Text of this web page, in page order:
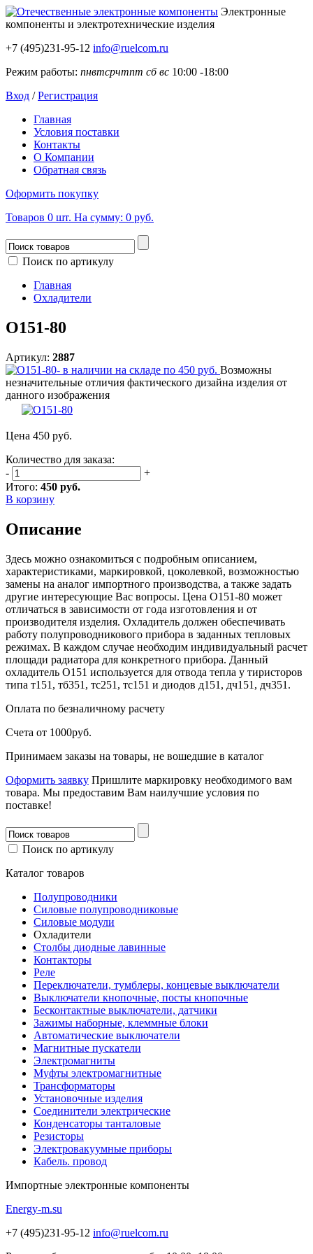
Электронные
компоненты и электротехнические изделия
+7 (495)231-95-12 info@ruelcom.ru
Режим работы: пнвтсрчтпт сб вс 10:00 -18:00
Вход /Регистрация
Главная
Условия поставки
Контакты
О Компании
Обратная связь
Оформить покупку
Товаров 0 шт. На сумму: 0 руб.
Поиск по артикулу
Главная
Охладители
О151-80
Артикул: 2887
Возможны
незначительные отличия фактического дизайна изделия от
данного изображения
Цена 450 руб.
Количество для заказа:
-
+
Итого: 450 руб.
В корзину
Описание
Здесь можно ознакомиться с подробным описанием,
характеристиками, маркировкой, цоколевкой, возможностью
замены на аналог импортного производства, а также задать
другие интересующие Вас вопросы. Цена О151-80 может
отличаться в зависимости от года изготовления и от
производителя изделия. Охладитель должен обеспечивать
работу полупроводникового прибора в заданных тепловых
режимах. В каждом случае необходим индивидуальный расчет
площади радиатора для конкретного прибора. Данный
охладитель О151 используется для отвода тепла у тиристоров
типа т151, тб351, тс251, тс151 и диодов д151, дч151, дч351.
Оплата по безналичному расчету
Счета от 1000руб.
Принимаем заказы на товары, не вошедшие в каталог
Оформить заявку Пришлите маркировку необходимого вам
товара. Мы предоставим Вам наилучшие условия по
поставке!
Поиск по артикулу
Каталог товаров
Полупроводники
Силовые полупроводниковые
Силовые модули
Охладители
Столбы диодные лавинные
Контакторы
Реле
Переключатели, тумблеры, концевые выключатели
Выключатели кнопочные, посты кнопочные
Бесконтактные выключатели, датчики
Зажимы наборные, клеммные блоки
Автоматические выключатели
Магнитные пускатели
Электромагниты
Муфты электромагнитные
Трансформаторы
Установочные изделия
Соединители электрические
Конденсаторы танталовые
Резисторы
Электровакуумные приборы
Кабель. провод
Импортные электронные компоненты
Energy-m.su
+7 (495)231-95-12 info@ruelcom.ru